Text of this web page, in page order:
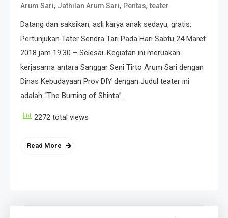
Arum Sari, Jathilan Arum Sari, Pentas,teater
Datang dan saksikan, asli karya anak sedayu, gratis.
Pertunjukan Tater Sendra Tari Pada Hari Sabtu 24 Maret
2018 jam 19.30 – Selesai. Kegiatan ini meruakan
kerjasama antara Sanggar Seni Tirto Arum Sari dengan
Dinas Kebudayaan Prov DIY dengan Judul teater ini
adalah “The Burning of Shinta”.
2272 total views
Read More